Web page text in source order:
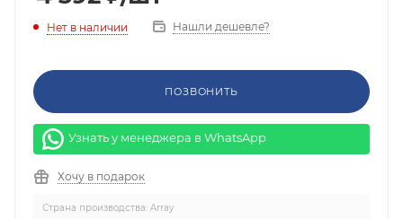
Нет в наличии Нашли дешевле?
ПОЗВОНИТЬ
Узнать у менеджера в WhatsApp
Хочу в подарок
Страна производства: Array